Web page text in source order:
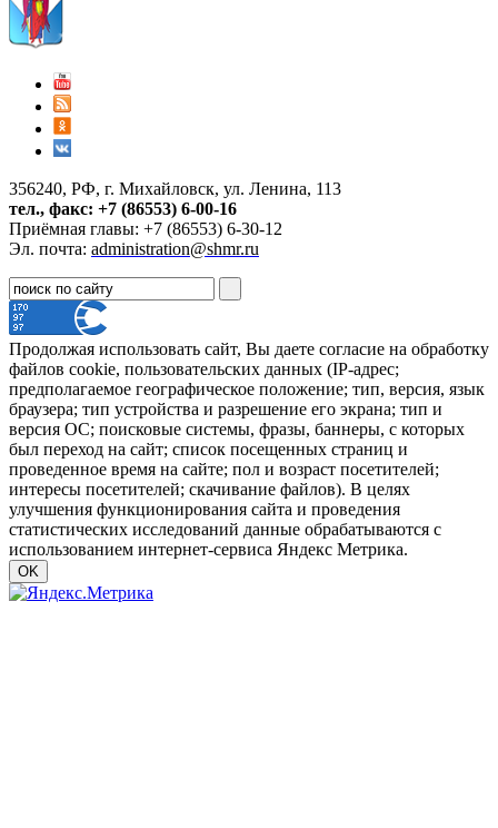
356240, РФ, г. Михайловск, ул. Ленина, 113
тел., факс: +7 (86553) 6-00-16
Приёмная главы: +7 (86553) 6-30-12
Эл. почта: administration@shmr.ru
Продолжая использовать сайт, Вы даете согласие на обработку
файлов cookie, пользовательских данных (IP-адрес;
предполагаемое географическое положение; тип, версия, язык
браузера; тип устройства и разрешение его экрана; тип и
версия ОС; поисковые системы, фразы, баннеры, с которых
был переход на сайт; список посещенных страниц и
проведенное время на сайте; пол и возраст посетителей;
интересы посетителей; скачивание файлов). В целях
улучшения функционирования сайта и проведения
статистических исследований данные обрабатываются с
использованием интернет-сервиса Яндекс Метрика.
OK